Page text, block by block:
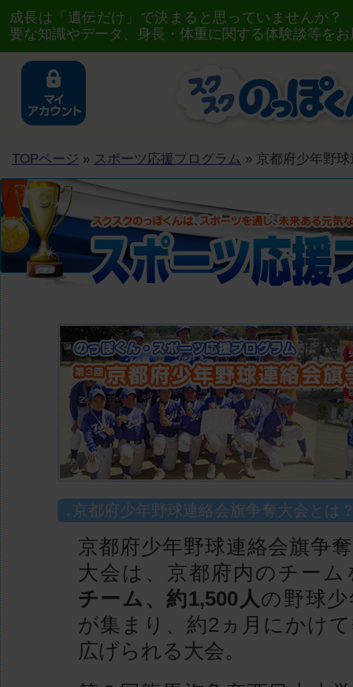
成長は「遺伝だけ」で決まると思っていませんか
要な知識やデータ、身長・体重に関する体験談等を
TOPページ » スポーツ応援プログラム » 京都府少年野
京都府少年野球連絡会旗争奪大会とは
京都府少年野球連絡会旗争
大会は、京都府内のチー
チーム、約1,500人の野球
が集まり、約2ヵ月にかけ
広げられる大会。